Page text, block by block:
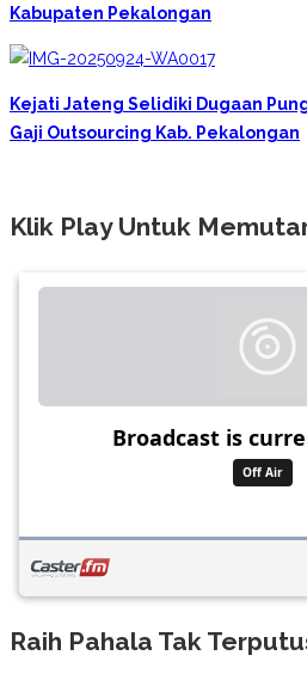
Kabupaten Pekalongan
Kejati Jateng Selidiki Dugaan
Gaji Outsourcing Kab. Pekalongan
Klik Play Untuk
Raih Pahala Tak